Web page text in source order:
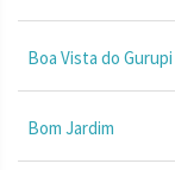
Boa Vista do Gurupi
Bom Jardim